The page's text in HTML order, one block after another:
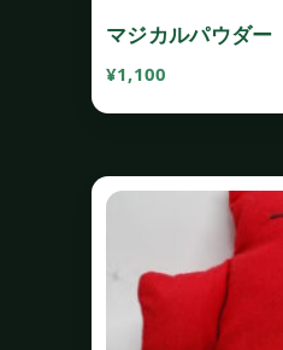
マジカルパウダー
¥1,100